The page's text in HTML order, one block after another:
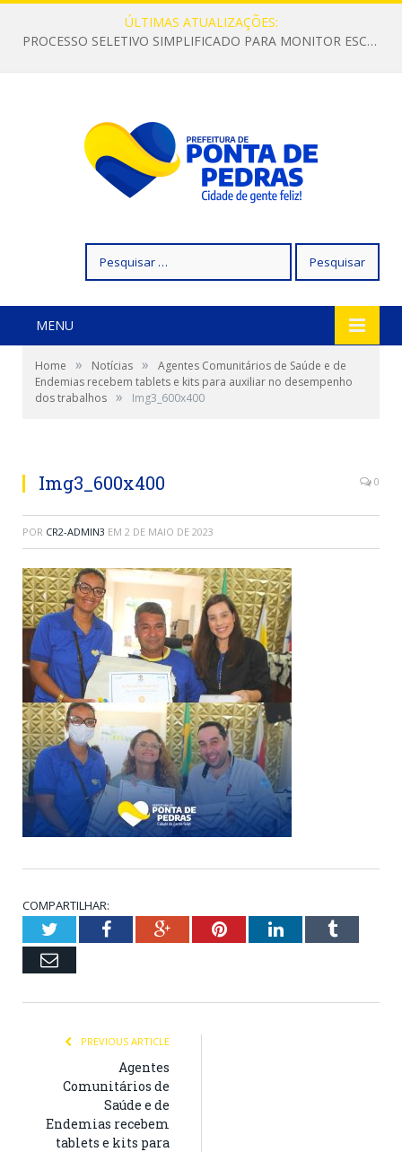
ÚLTIMAS ATUALIZAÇÕES:
PROCESSO SELETIVO SIMPLIFICADO PARA MONITOR ESCOLAR
por:
MENU
Home » Notícias »
Agentes Comunitários de Saúde e de
Endemias recebem tablets e kits para auxiliar no desempenho
dos trabalhos » Img3_600x400
Img3_600x400 0
POR CR2-ADMIN3 EM 2 DE MAIO DE 2023
COMPARTILHAR:
TwitterFacebookGoogle+PinterestLinkedInTumblr
Email
PREVIOUS ARTICLE
Agentes
Comunitários de
Saúde e de
Endemias recebem
tablets e kits para